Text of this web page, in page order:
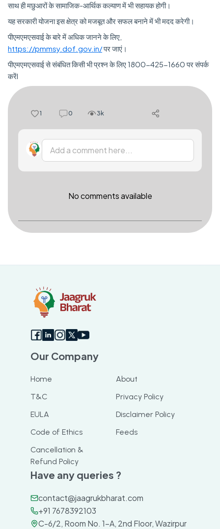
साथ ही मछुआरों के सामाजिक-आर्थिक कल्याण में भी सहायक होगी।
यह सरकारी योजना इस क्षेत्र को मजबूत और सफल बनाने में भी मदद करेगी।
पीएमएमएसवाई के बारे में अधिक जानने के लिए,
https://pmmsy.dof.gov.in/पर जाएं।
पीएमएमएसवाई से संबंधित किसी भी प्रश्न के लिए 1800-425-1660 पर संपर्क
करेंl
1 0 3k
Add a comment here...
No comments available
Our Company
Home
About
T&C
Privacy Policy
EULA
Disclaimer Policy
Code of Ethics
Feeds
Cancellation &
Refund Policy
Have any queries ?
contact@jaagrukbharat.com
+91 7678392103
C-6/2, Room No. 1-A, 2nd Floor, Wazirpur